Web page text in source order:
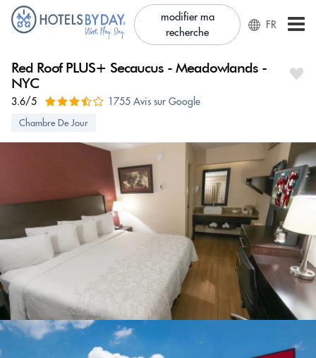
modifier ma
recherche
FR
Red Roof PLUS+ Secaucus - Meadowlands -
NYC
3.6/5 1755 Avis sur Google
Chambre De Jour